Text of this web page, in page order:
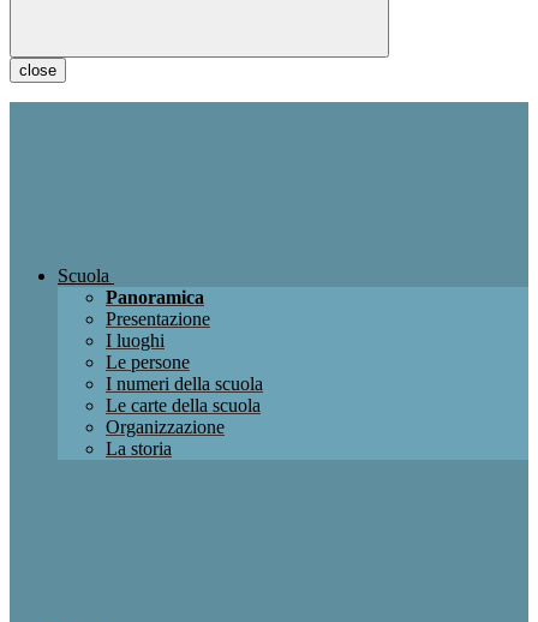
close
Scuola
Panoramica
Presentazione
I luoghi
Le persone
I numeri della scuola
Le carte della scuola
Organizzazione
La storia